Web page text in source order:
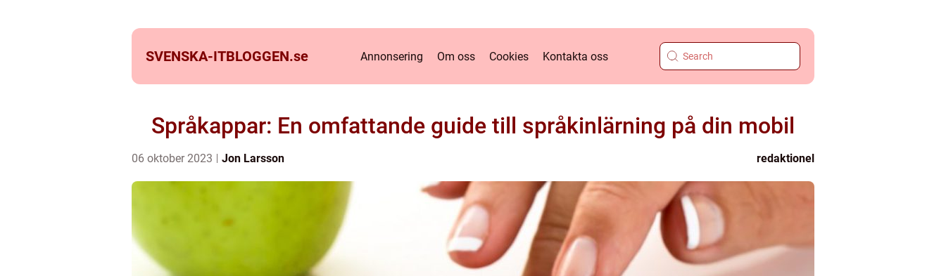
SVENSKA-ITBLOGGEN.se Annonsering Om oss Cookies Kontakta oss
Språkappar: En omfattande guide till språkinlärning på din mobil
06 oktober 2023 Jon Larsson redaktionel